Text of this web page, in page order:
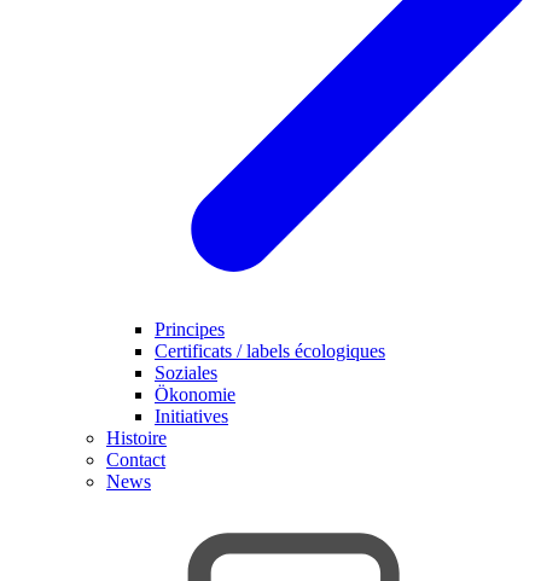
Principes
Certificats / labels écologiques
Soziales
Ökonomie
Initiatives
Histoire
Contact
News